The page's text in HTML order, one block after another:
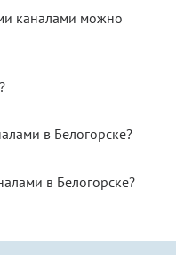
каналами можно
в Белогорске?
в Белогорске?